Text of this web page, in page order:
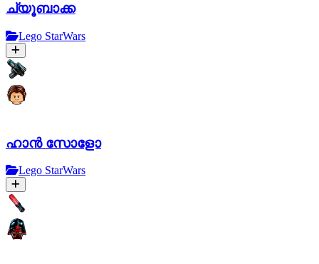
ച്യൂബാക്ക
Lego StarWars
ഹാൻ സോളോ
Lego StarWars